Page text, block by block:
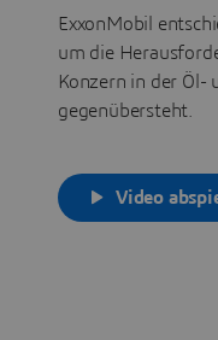
ExxonMobil
um die
Konzern in der Öl-
gegenübersteht.
Video